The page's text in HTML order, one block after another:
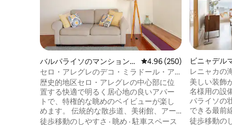
バルパライソのマンション・
アパート
レビュー250件、5つ星中
4.96 (250)
セロ・アレグレのデコ・ミラドール・ア
パートメント
歴史的地区セロ・アレグレの中心部に位
置する快適で明るく居心地の良いアパー
トで、特権的な眺めのベイビューが楽し
めます。 伝統的な散歩道、美術館、アー
トギャラリー、レストラン、バーの近く
徒歩移動のしやすさ · 眺め ·駐車スペース
ビニャデル
アパート
レニャカの
アパート
美しい装飾
名様用の設
パライソの
できる最前
まで徒歩 15
徒歩移動の